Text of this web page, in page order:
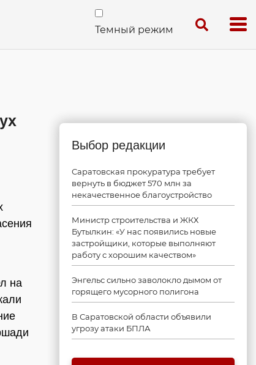
Темный режим
на
Выбор редакции
Саратовская прокуратура требует
вернуть в бюджет 570 млн за
некачественное благоустройство
Министр строительства и ЖКХ
Бутылкин: «У нас появились новые
застройщики, которые выполняют
работу с хорошим качеством»
Энгельс сильно заволокло дымом от
горящего мусорного полигона
В Саратовской области объявили
угрозу атаки БПЛА